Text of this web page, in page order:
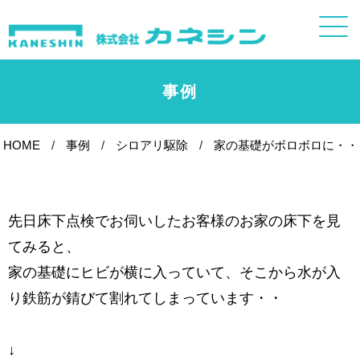
事例
HOME 事例 シロアリ駆除 家の基礎がボロボロに・・
先日床下点検でお伺いしたお客様のお家の床下を見
てみると、
家の基礎にヒビが横に入っていて、そこから水が入
り鉄筋が錆びて割れてしまっています・・
↓